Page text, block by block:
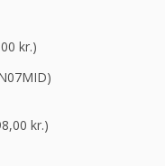
kr.)
kr.)